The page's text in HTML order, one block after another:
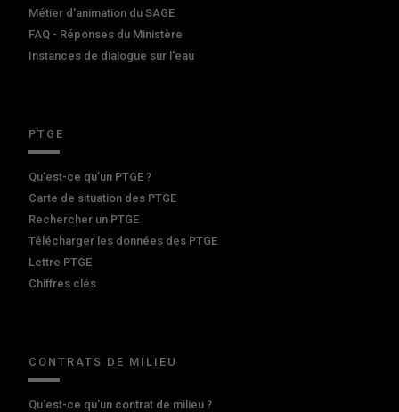
Métier d'animation du SAGE
FAQ - Réponses du Ministère
Instances de dialogue sur l'eau
PTGE
Qu’est-ce qu’un PTGE ?
Carte de situation des PTGE
Rechercher un PTGE
Télécharger les données des PTGE
Lettre PTGE
Chiffres clés
CONTRATS DE MILIEU
Qu'est-ce qu'un contrat de milieu ?